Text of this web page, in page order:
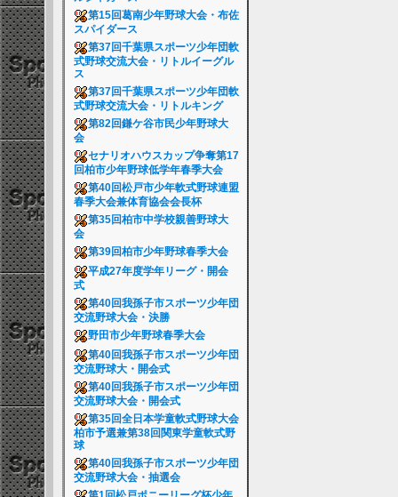
第15回葛南少年野球大会・布佐
スパイダース
第37回千葉県スポーツ少年団軟
式野球交流大会・リトルイーグル
ス
第37回千葉県スポーツ少年団軟
式野球交流大会・リトルキング
第82回鎌ケ谷市民少年野球大
会
セナリオハウスカップ争奪第17
回柏市少年野球低学年春季大会
第40回松戸市少年軟式野球連盟
春季大会兼体育協会会長杯
第35回柏市中学校親善野球大
会
第39回柏市少年野球春季大会
平成27年度学年リーグ・開会
式
第40回我孫子市スポーツ少年団
交流野球大会・決勝
野田市少年野球春季大会
第40回我孫子市スポーツ少年団
交流野球大・開会式
第40回我孫子市スポーツ少年団
交流野球大会・開会式
第35回全日本学童軟式野球大会
柏市予選兼第38回関東学童軟式野
球
第40回我孫子市スポーツ少年団
交流野球大会・抽選会